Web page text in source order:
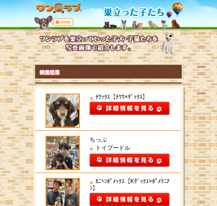
ﾁﾜｯｸｽ【ﾁﾜﾜ×ﾀﾞｯｸｽ】
ちっぷ
トイプードル
ｶﾆﾍﾝﾎﾟﾒｯｸｽ【Kﾀﾞｯｸｽ×ﾎﾟﾒﾗﾆｱ
ﾝ】